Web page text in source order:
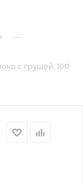
—
с грушей, 100